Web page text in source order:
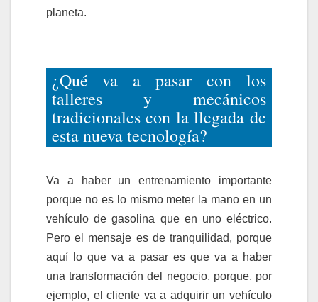
planeta.
¿Qué va a pasar con los
talleres y mecánicos
tradicionales con la llegada de
esta nueva tecnología?
Va a haber un entrenamiento importante
porque no es lo mismo meter la mano en un
vehículo de gasolina que en uno eléctrico.
Pero el mensaje es de tranquilidad, porque
aquí lo que va a pasar es que va a haber
una transformación del negocio, porque, por
ejemplo, el cliente va a adquirir un vehículo